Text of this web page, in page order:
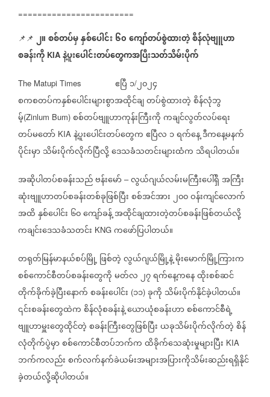
========================
📌📌 ၂။စစ်တပ်မှနှစ်ပေါင်း ၆၀ကျော်တပ်စွဲထားတဲ့စိန်လုံဗျူဟာ
စခန်းကို KIA နဲ့ပူးပေါင်းတပ်တွေကအပြီးသတ်သိမ်းပိုက်
The Matupi Times ဧပြီ ၁/၂၀၂၄
စကစတပ်ကနှစ်ပေါင်းများစွာအထိုင်ချတပ်စွဲထားတဲ့စိန်လုံဘွ
မ့်(Zinlum Bum) စစ်တပ်ဗျူဟာကုန်းကြီးကိုကချင်လွတ်လပ်ရေး
တပ်မတော် KIA နဲ့ပူးပေါင်းတပ်တွေကဧပြီလ ၁ရက်နေ့ဒီကနေ့မနက်
ပိုင်းမှာသိမ်းပိုက်လိုက်ပြီလို့ဒေသခံသတင်းများထံက သိရပါတယ်။
အဆိုပါတပ်စခန်းသည်ဗန်းမော် –လွယ်ဂျယ်လမ်းမကြီးပေါ်ရှိအကြီး
ဆုံးဗျူဟာတပ်စခန်းတစ်ခုဖြစ်ပြီးစစ်အင်အား၂၀၀ဝန်းကျင်လောက်
အထိနှစ်ပေါင်း ၆၀ကျော်ခန့်အထိုင်ချထားတဲ့တပ်စခန်းဖြစ်တယ်လို့
ကချင်းဒေသခံသတင်း KNG ကဖော်ပြပါတယ်။
တရုတ်မြန်မာနယ်စပ်မြို့ဖြစ်တဲ့လွယ်ဂျယ်မြို့နဲ့မိုးမောက်မြို့ကြားက
စစ်ကောင်စီတပ်စခန်းတွေကိုမတ်လ၂၇ရက်နေ့ကနေထိုးစစ်ဆင်
တိုက်ခိုက်ခဲ့ပြီးနောက်စခန်းပေါင်း (၁၁) ခုကို သိမ်းပိုက်နိုင်ခဲ့ပါတယ်။
၎င်းစခန်းတွေထဲကစိန်လုံစခန်းနဲ့ယောယုံစခန်းဟာစစ်ကောင်စီရဲ့
ဗျူဟာမှူးတွေထိုင်တဲ့စခန်းကြီးတွေဖြစ်ပြီးယခုသိမ်းပိုက်လိုက်တဲ့စိန်
လုံတိုက်ပွဲမှာစစ်ကောင်စီတပ်ဘက်ကထိခိုက်သေဆုံးမှုများပြီး KIA
ဘက်ကလည်းစက်လက်နက်ခဲယမ်းအများအပြားကိုသိမ်းဆည်းရရှိနိုင်
ခဲ့တယ်လို့ဆိုပါတယ်။